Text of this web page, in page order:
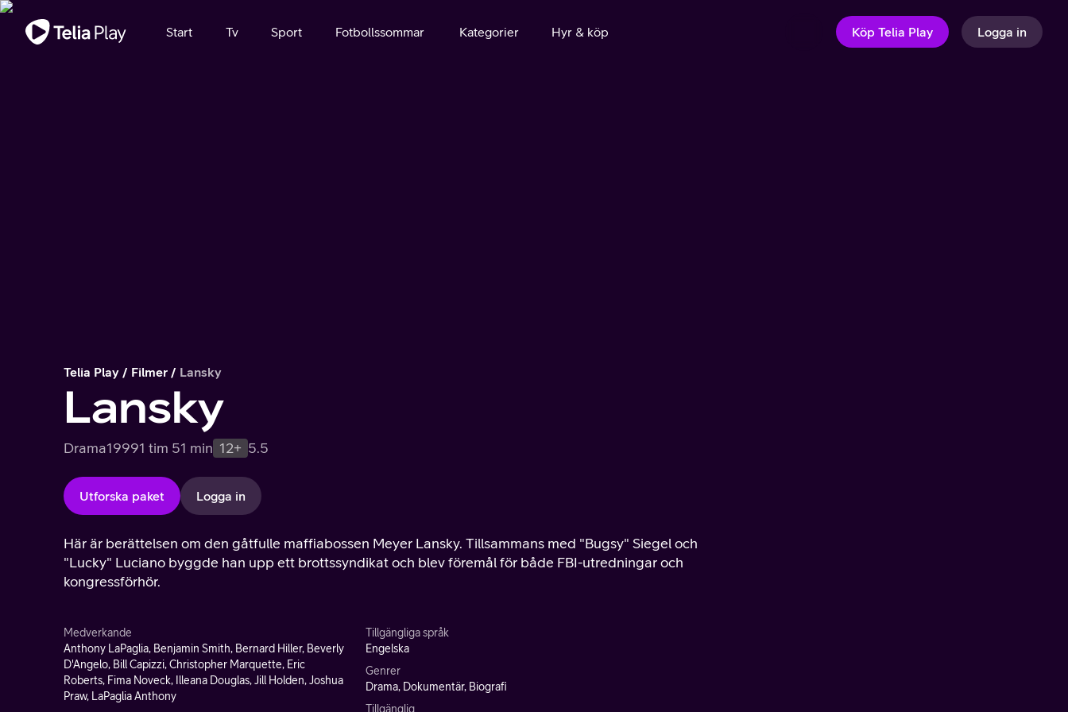
Viktigt meddelande
Start Tv Sport Fotbollssommar Kategorier Hyr & köp Köp Telia Play Logga in
Telia Play Filmer Lansky
Lansky
Drama19991 tim 51 min 12+ 5.5
Utforska paket Logga in
Här är berättelsen om den gåtfulle maffiabossen Meyer Lansky. Tillsammans med "Bugsy" Siegel och
"Lucky" Luciano byggde han upp ett brottssyndikat och blev föremål för både FBI-utredningar och
kongressförhör.
Medverkande
Anthony LaPaglia, Benjamin Smith, Bernard Hiller, Beverly
D'Angelo, Bill Capizzi, Christopher Marquette, Eric
Roberts, Fima Noveck, Illeana Douglas, Jill Holden, Joshua
Praw, LaPaglia Anthony
Tillgängliga språk
Engelska
Genrer
Drama, Dokumentär, Biografi
Tillgänglig